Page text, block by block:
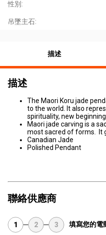
性別:
吊墜主石:
描述
描述
The Maori Koru jade
to the world. It also
spirituality, new
Maori jade carving is a
most sacred of forms. It
Canadian Jade
Polished Pendant
聯絡供應商
1 2 3 填寫您的電